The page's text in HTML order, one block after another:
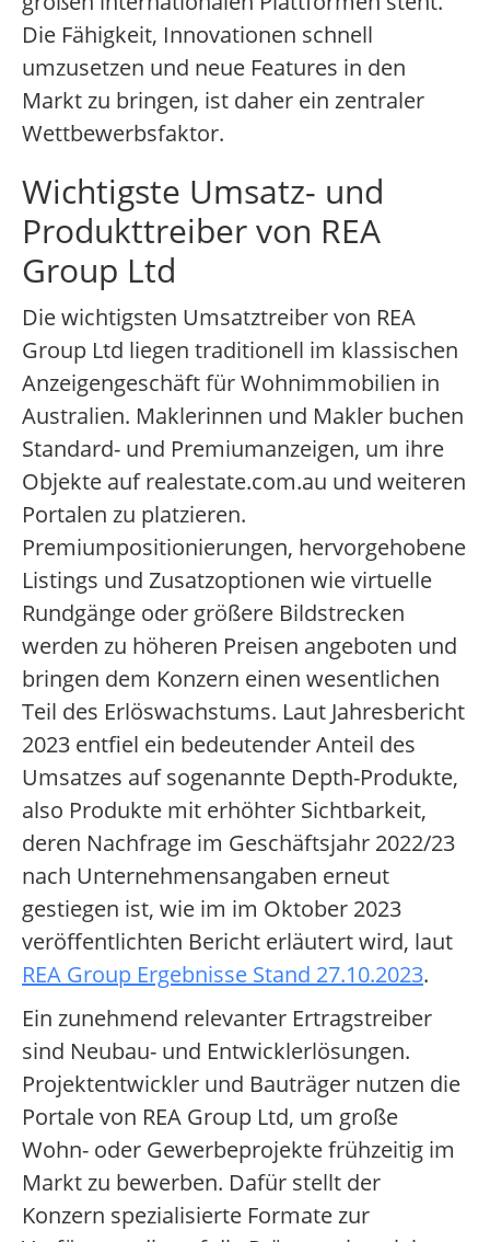
Die Fähigkeit, Innovationen schnell
umzusetzen und neue Features in den
Markt zu bringen, ist daher ein zentraler
Wettbewerbsfaktor.
Wichtigste Umsatz- und
Produkttreiber von REA
Group Ltd
Die wichtigsten Umsatztreiber von REA
Group Ltd liegen traditionell im klassischen
Anzeigengeschäft für Wohnimmobilien in
Australien. Maklerinnen und Makler buchen
Standard- und Premiumanzeigen, um ihre
Objekte auf realestate.com.au und weiteren
Portalen zu platzieren.
Premiumpositionierungen, hervorgehobene
Listings und Zusatzoptionen wie virtuelle
Rundgänge oder größere Bildstrecken
werden zu höheren Preisen angeboten und
bringen dem Konzern einen wesentlichen
Teil des Erlöswachstums. Laut Jahresbericht
2023 entfiel ein bedeutender Anteil des
Umsatzes auf sogenannte Depth-Produkte,
also Produkte mit erhöhter Sichtbarkeit,
deren Nachfrage im Geschäftsjahr 2022/23
nach Unternehmensangaben erneut
gestiegen ist, wie im im Oktober 2023
veröffentlichten Bericht erläutert wird, laut
REA Group Ergebnisse Stand 27.10.2023.
Ein zunehmend relevanter Ertragstreiber
sind Neubau- und Entwicklerlösungen.
Projektentwickler und Bauträger nutzen die
Portale von REA Group Ltd, um große
Wohn- oder Gewerbeprojekte frühzeitig im
Markt zu bewerben. Dafür stellt der
Konzern spezialisierte Formate zur